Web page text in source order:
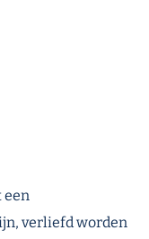
een
verliefd worden